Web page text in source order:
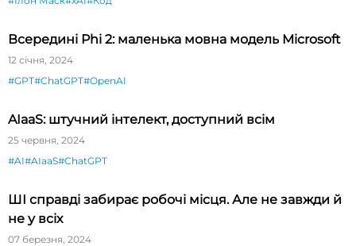
Всередині Phi 2: маленька мовна модель Microsoft
12 січня, 2024
#GPT#ChatGPT#OpenAI
AIaaS: штучний інтелект, доступний всім
25 червня, 2024
#AI#AIaaS#ChatGPT
ШІ справді забирає робочі місця. Але не завжди й
не у всіх
07 березня, 2024